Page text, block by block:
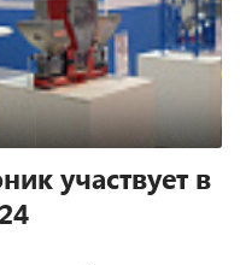
участвует в